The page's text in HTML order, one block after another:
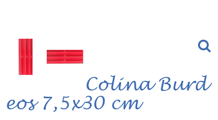
Colina Burd
eos 7,5x30 cm